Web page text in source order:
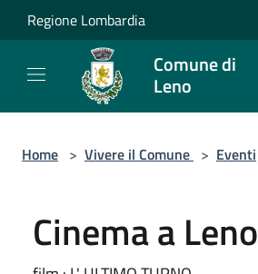
Salta al contenuto principale
Regione Lombardia
Comune di
Leno
Home > Vivere il Comune > Eventi
Cinema a Leno